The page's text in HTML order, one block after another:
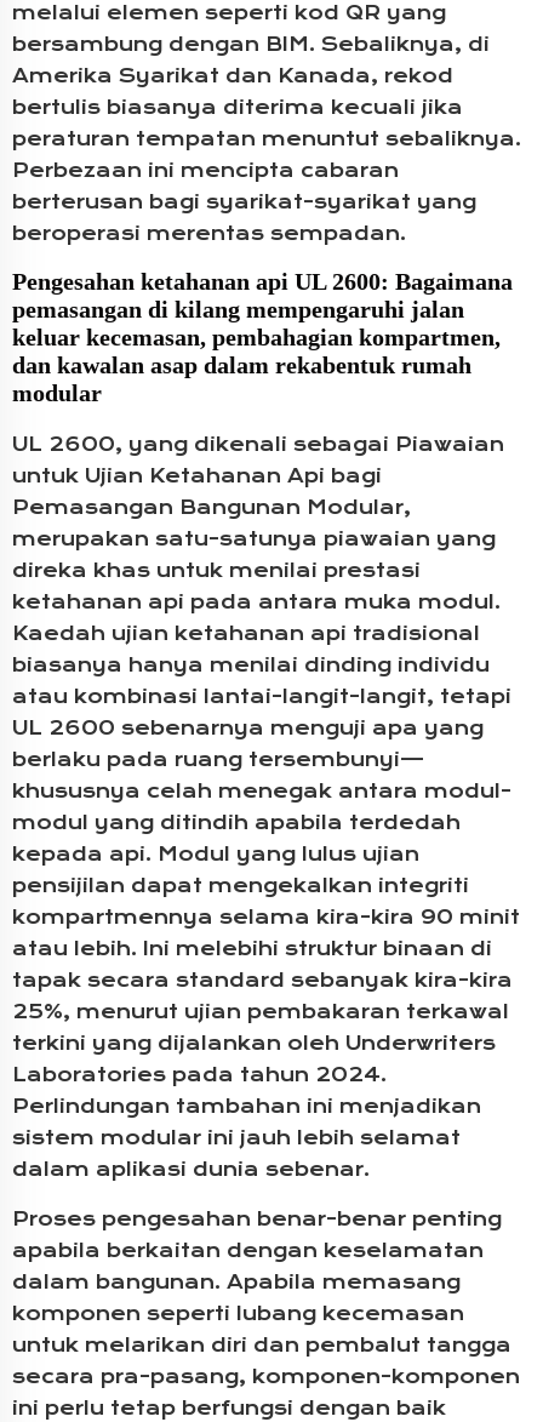
melalui elemen seperti kod QR yang
bersambung dengan BIM. Sebaliknya, di
Amerika Syarikat dan Kanada, rekod
bertulis biasanya diterima kecuali jika
peraturan tempatan menuntut sebaliknya.
Perbezaan ini mencipta cabaran
berterusan bagi syarikat-syarikat yang
beroperasi merentas sempadan.
Pengesahan ketahanan api UL 2600: Bagaimana
pemasangan di kilang mempengaruhi jalan
keluar kecemasan, pembahagian kompartmen,
dan kawalan asap dalam rekabentuk rumah
modular
UL 2600, yang dikenali sebagai Piawaian
untuk Ujian Ketahanan Api bagi
Pemasangan Bangunan Modular,
merupakan satu-satunya piawaian yang
direka khas untuk menilai prestasi
ketahanan api pada antara muka modul.
Kaedah ujian ketahanan api tradisional
biasanya hanya menilai dinding individu
atau kombinasi lantai-langit-langit, tetapi
UL 2600 sebenarnya menguji apa yang
berlaku pada ruang tersembunyi—
khususnya celah menegak antara modul-
modul yang ditindih apabila terdedah
kepada api. Modul yang lulus ujian
pensijilan dapat mengekalkan integriti
kompartmennya selama kira-kira 90 minit
atau lebih. Ini melebihi struktur binaan di
tapak secara standard sebanyak kira-kira
25%, menurut ujian pembakaran terkawal
terkini yang dijalankan oleh Underwriters
Laboratories pada tahun 2024.
Perlindungan tambahan ini menjadikan
sistem modular ini jauh lebih selamat
dalam aplikasi dunia sebenar.
Proses pengesahan benar-benar penting
apabila berkaitan dengan keselamatan
dalam bangunan. Apabila memasang
komponen seperti lubang kecemasan
untuk melarikan diri dan pembalut tangga
secara pra-pasang, komponen-komponen
ini perlu tetap berfungsi dengan baik